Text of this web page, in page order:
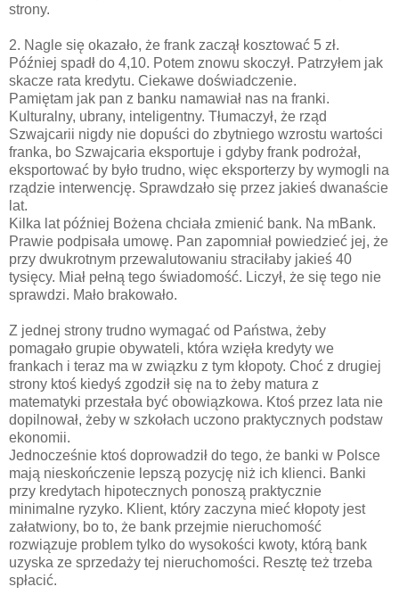
strony.
2. Nagle się okazało, że frank zaczął kosztować 5 zł.
Później spadł do 4,10. Potem znowu skoczył. Patrzyłem jak
skacze rata kredytu. Ciekawe doświadczenie.
Pamiętam jak pan z banku namawiał nas na franki.
Kulturalny, ubrany, inteligentny. Tłumaczył, że rząd
Szwajcarii nigdy nie dopuści do zbytniego wzrostu wartości
franka, bo Szwajcaria eksportuje i gdyby frank podrożał,
eksportować by było trudno, więc eksporterzy by wymogli na
rządzie interwencję. Sprawdzało się przez jakieś dwanaście
lat.
Kilka lat później Bożena chciała zmienić bank. Na mBank.
Prawie podpisała umowę. Pan zapomniał powiedzieć jej, że
przy dwukrotnym przewalutowaniu straciłaby jakieś 40
tysięcy. Miał pełną tego świadomość. Liczył, że się tego nie
sprawdzi. Mało brakowało.
Z jednej strony trudno wymagać od Państwa, żeby
pomagało grupie obywateli, która wzięła kredyty we
frankach i teraz ma w związku z tym kłopoty. Choć z drugiej
strony ktoś kiedyś zgodził się na to żeby matura z
matematyki przestała być obowiązkowa. Ktoś przez lata nie
dopilnował, żeby w szkołach uczono praktycznych podstaw
ekonomii.
Jednocześnie ktoś doprowadził do tego, że banki w Polsce
mają nieskończenie lepszą pozycję niż ich klienci. Banki
przy kredytach hipotecznych ponoszą praktycznie
minimalne ryzyko. Klient, który zaczyna mieć kłopoty jest
załatwiony, bo to, że bank przejmie nieruchomość
rozwiązuje problem tylko do wysokości kwoty, którą bank
uzyska ze sprzedaży tej nieruchomości. Resztę też trzeba
spłacić.